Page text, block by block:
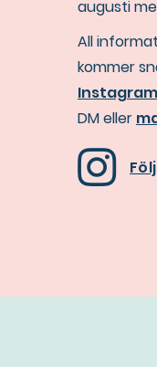
augusti
All
kommer
Instagram
DM eller